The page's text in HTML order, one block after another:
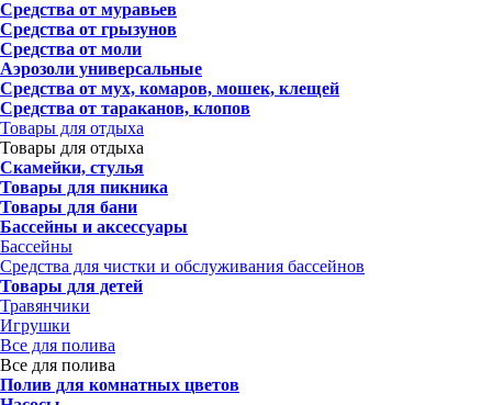
Средства от муравьев
Средства от грызунов
Средства от моли
Аэрозоли универсальные
Средства от мух, комаров, мошек, клещей
Средства от тараканов, клопов
Товары для отдыха
Товары для отдыха
Скамейки, стулья
Товары для пикника
Товары для бани
Бассейны и аксессуары
Бассейны
Средства для чистки и обслуживания бассейнов
Товары для детей
Травянчики
Игрушки
Все для полива
Все для полива
Полив для комнатных цветов